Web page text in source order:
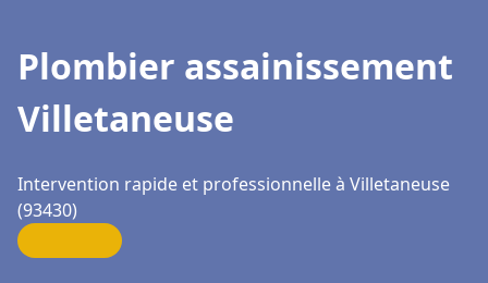
Plombier assainissement
Villetaneuse
Intervention rapide et professionnelle à Villetaneuse
(93430)